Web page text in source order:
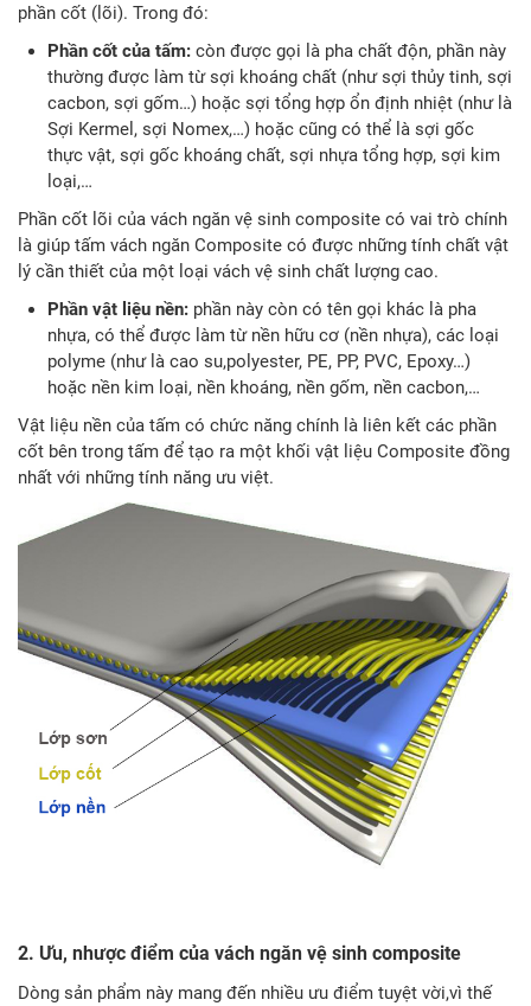
phần cốt (lõi). Trong đó:
Phần cốt của tấm: còn được gọi là pha chất độn, phần này
thường được làm từ sợi khoáng chất (như sợi thủy tinh, sợi
cacbon, sợi gốm…) hoặc sợi tổng hợp ổn định nhiệt (như là
Sợi Kermel, sợi Nomex,…) hoặc cũng có thể là sợi gốc
thực vật, sợi gốc khoáng chất, sợi nhựa tổng hợp, sợi kim
loại,…
Phần cốt lõi của vách ngăn vệ sinh composite có vai trò chính
là giúp tấm vách ngăn Composite có được những tính chất vật
lý cần thiết của một loại vách vệ sinh chất lượng cao.
Phần vật liệu nền: phần này còn có tên gọi khác là pha
nhựa, có thể được làm từ nền hữu cơ (nền nhựa), các loại
polyme (như là cao su,polyester, PE, PP, PVC, Epoxy…)
hoặc nền kim loại, nền khoáng, nền gốm, nền cacbon,…
Vật liệu nền của tấm có chức năng chính là liên kết các phần
cốt bên trong tấm để tạo ra một khối vật liệu Composite đồng
nhất với những tính năng ưu việt.
2. Ưu, nhược điểm của vách ngăn vệ sinh composite
Dòng sản phẩm này mang đến nhiều ưu điểm tuyệt vời,vì thế